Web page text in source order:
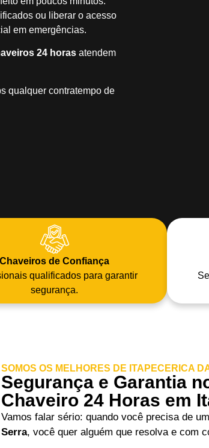
ou liberar o acesso
em emergências.
24 horas atendem
qualquer contratempo de
Chaveiros de Confiança
qualificados para garantir
segurança.
SOMOS OS MELHORES DE ITAPECERICA
Segurança e Garantia
Chaveiro 24 Horas em
Vamos falar sério: quando você precisa de um
Serra, você quer alguém que resolva e com